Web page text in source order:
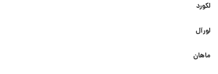
لکورد
لورآل
ماهان